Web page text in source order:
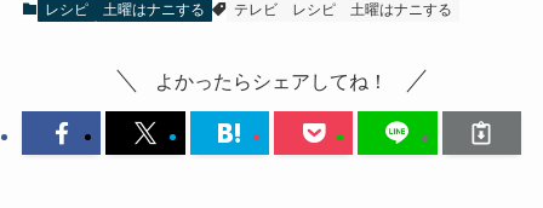
レシピ 土曜はナニする テレビ レシピ 土曜はナニする
よかったらシェアしてね！